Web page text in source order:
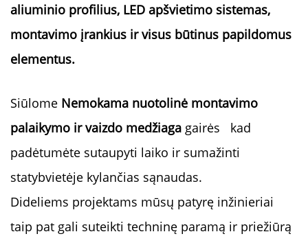
aliuminio profilius, LED apšvietimo sistemas,
montavimo įrankius ir visus būtinus papildomus
elementus.
Siūlome Nemokama nuotolinė montavimo
palaikymo ir vaizdo medžiaga gairės kad
padėtumėte sutaupyti laiko ir sumažinti
statybvietėje kylančias sąnaudas.
Dideliems projektams mūsų patyrę inžinieriai
taip pat gali suteikti techninę paramą ir priežiūrą